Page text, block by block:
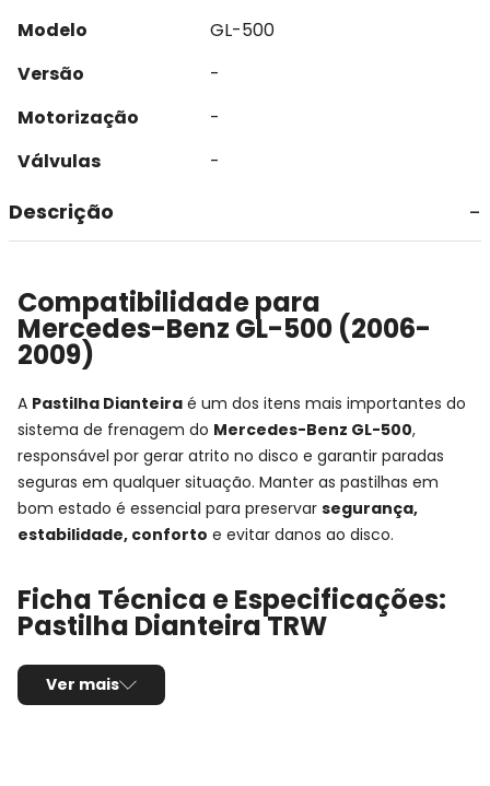
Modelo
GL-500
Versão
-
Motorização
-
Válvulas
-
Descrição
Compatibilidade para
Mercedes-Benz GL-500 (2006-
2009)
A Pastilha Dianteira é um dos itens mais importantes do
sistema de frenagem do Mercedes-Benz GL-500,
responsável por gerar atrito no disco e garantir paradas
seguras em qualquer situação. Manter as pastilhas em
bom estado é essencial para preservar segurança,
estabilidade, conforto e evitar danos ao disco.
Ficha Técnica e Especificações:
Pastilha Dianteira TRW
Nota de Compatibilidade:
rigorosamente as medidas originais para os anos
Ver mais